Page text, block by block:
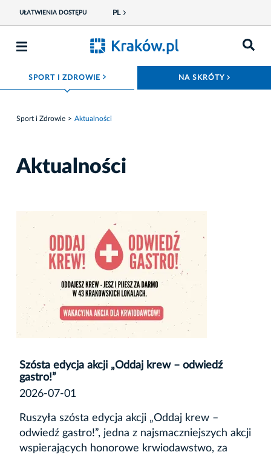
UŁATWIENIA DOSTĘPU PL
SPORT I ZDROWIE ROZWIŃ MENU NA SKRÓTY
Sport i Zdrowie Aktualności
Aktualności
Szósta edycja akcji „Oddaj krew – odwiedź
gastro!”
2026-07-01
Ruszyła szósta edycja akcji „Oddaj krew –
odwiedź gastro!”, jedna z najsmaczniejszych akcji
wspierających honorowe krwiodawstwo, za